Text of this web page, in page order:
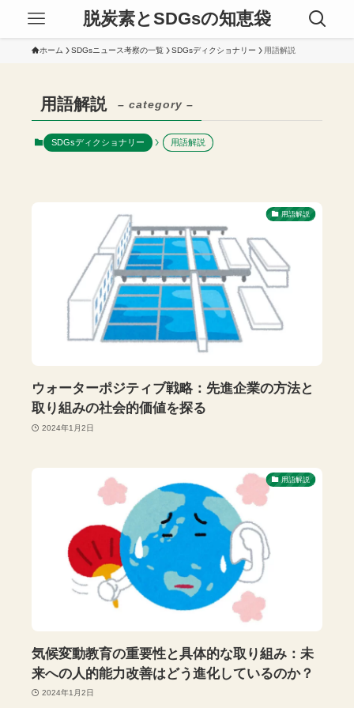
脱炭素とSDGsの知恵袋
ホーム SDGsニュース考察の一覧 SDGsディクショナリー 用語解説
用語解説 – category –
SDGsディクショナリー 用語解説
用語解説
ウォーターポジティブ戦略：先進企業の方法と
取り組みの社会的価値を探る
2024年1月2日
用語解説
気候変動教育の重要性と具体的な取り組み：未
来への人的能力改善はどう進化しているのか？
2024年1月2日